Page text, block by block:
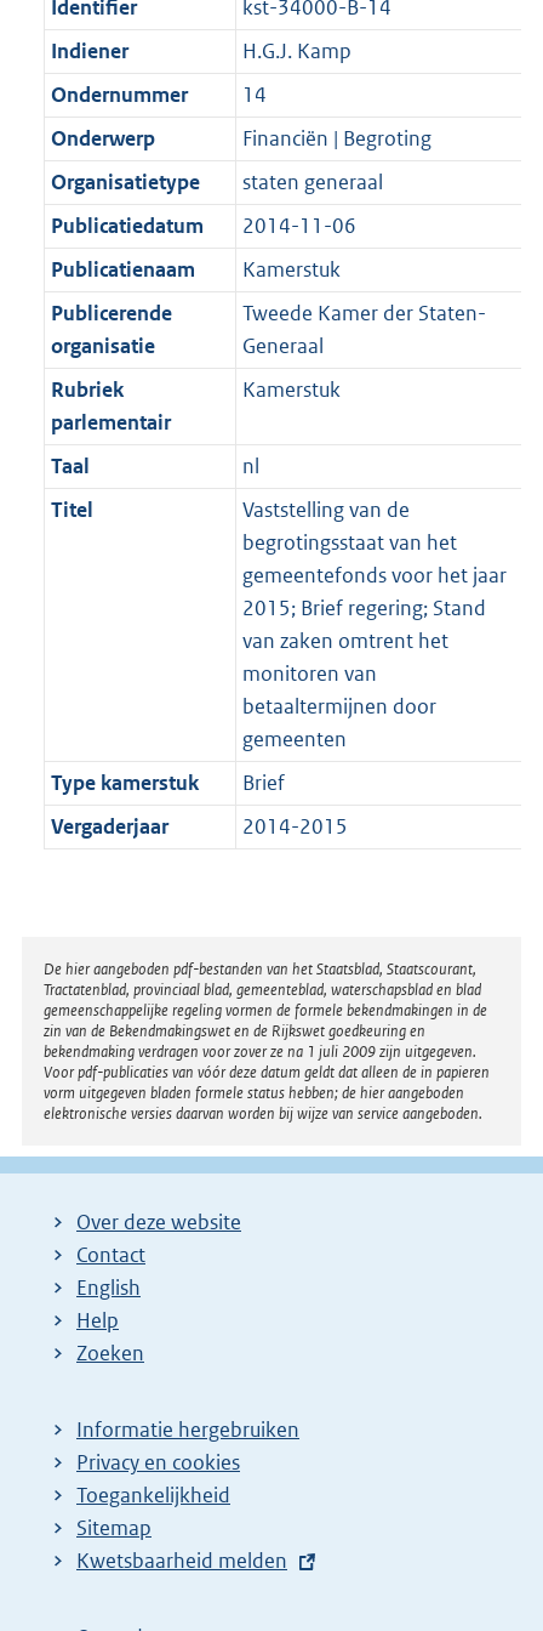
Identifier
kst-34000-B-14
Indiener
H.G.J. Kamp
Ondernummer
14
Onderwerp
Financiën | Begroting
Organisatietype
staten generaal
Publicatiedatum
2014-11-06
Publicatienaam
Kamerstuk
Publicerende
organisatie
Tweede Kamer der Staten-
Generaal
Rubriek
parlementair
Kamerstuk
Taal
nl
Titel
Vaststelling van de
begrotingsstaat van het
gemeentefonds voor het jaar
2015; Brief regering; Stand
van zaken omtrent het
monitoren van
betaaltermijnen door
gemeenten
Type kamerstuk
Brief
Vergaderjaar
2014-2015
Disclaimer
De hier aangeboden pdf-bestanden van het Staatsblad, Staatscourant,
Tractatenblad, provinciaal blad, gemeenteblad, waterschapsblad en blad
gemeenschappelijke regeling vormen de formele bekendmakingen in de
zin van de Bekendmakingswet en de Rijkswet goedkeuring en
bekendmaking verdragen voor zover ze na 1 juli 2009 zijn uitgegeven.
Voor pdf-publicaties van vóór deze datum geldt dat alleen de in papieren
vorm uitgegeven bladen formele status hebben; de hier aangeboden
elektronische versies daarvan worden bij wijze van service aangeboden.
Over deze website
Contact
English
Help
Zoeken
Informatie hergebruiken
Privacy en cookies
Toegankelijkheid
Sitemap
E
t
Kwetsbaarheid melden